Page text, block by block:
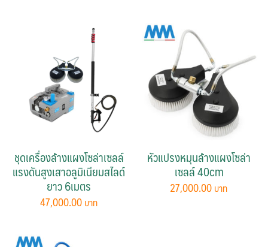
ชุดเครื่องล้างแผงโซล่าเซลล์
แรงดันสูงเสาอลูมิเนียมสไลด์
ยาว 6เมตร
47,000.00
หัวแปรงหมุนล้างแผงโซล่า
เซลล์ 40cm
27,000.00